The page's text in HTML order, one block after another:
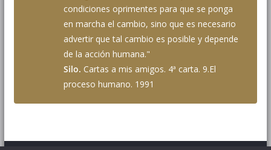
condiciones oprimentes para que se ponga
en marcha el cambio, sino que es necesario
advertir que tal cambio es posible y depende
de la acción humana."
Silo. Cartas a mis amigos. 4ª carta. 9.El
proceso humano. 1991